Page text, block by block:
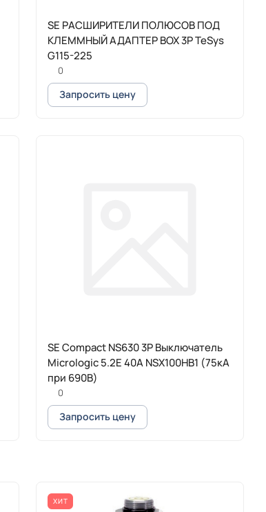
SE РАСШИРИТЕЛИ ПОЛЮСОВ ПОД
КЛЕММНЫЙ АДАПТЕР BOX 3P TeSys
G115-225
0
Запросить цену
SE Compact NS630 3P Выключатель
Micrologic 5.2E 40A NSX100HB1 (75кА
при 690B)
0
Запросить цену
ХИТ